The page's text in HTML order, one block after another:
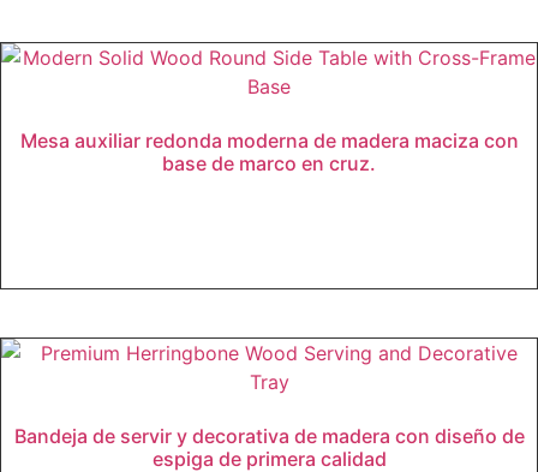
Mesa auxiliar redonda moderna de madera maciza con
base de marco en cruz.
Bandeja de servir y decorativa de madera con diseño de
espiga de primera calidad